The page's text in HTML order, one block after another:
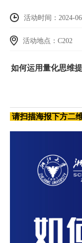
活动时间：2024-
活动地点：C202
如何运用量化思维
请扫描海报下方二